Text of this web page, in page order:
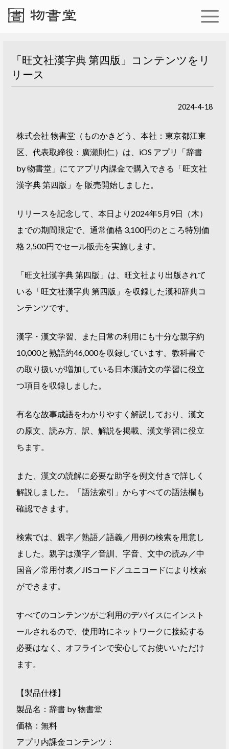
「旺文社漢字典 第四版」コンテンツをリ
リース
2024-4-18
株式会社 物書堂（ものかきどう、本社：東京都江東
区、代表取締役：廣瀬則仁）は、iOS アプリ「辞書
by 物書堂」にてアプリ内課金で購入できる「旺文社
漢字典 第四版」を 販売開始しました。
リリースを記念して、本日より2024年5月9日（木）
までの期間限定で、通常価格 3,100円のところ特別価
格 2,500円でセール販売を実施します。
「旺文社漢字典 第四版」は、旺文社より出版されて
いる「旺文社漢字典 第四版」を収録した漢和辞典コ
ンテンツです。
漢字・漢文学習、また日常の利用にも十分な親字約
10,000と熟語約46,000を収録しています。教科書で
の取り扱いが増加している日本漢詩文の学習に役立
つ項目を収録しました。
有名な故事成語をわかりやすく解説しており、漢文
の原文、読み方、訳、解説を掲載、漢文学習に役立
ちます。
また、漢文の読解に必要な助字を例文付きで詳しく
解説しました。「語法索引」からすべての語法欄も
確認できます。
検索では、親字／熟語／語義／用例の検索を用意し
ました。親字は漢字／音訓、字音、文中の読み／中
国音／常用付表／JISコード／ユニコードにより検索
ができます。
すべてのコンテンツがご利用のデバイスにインスト
ールされるので、使用時にネットワークに接続する
必要はなく、オフラインで安心してお使いいただけ
ます。
【製品仕様】
製品名：辞書 by 物書堂
価格：無料
アプリ内課金コンテンツ：